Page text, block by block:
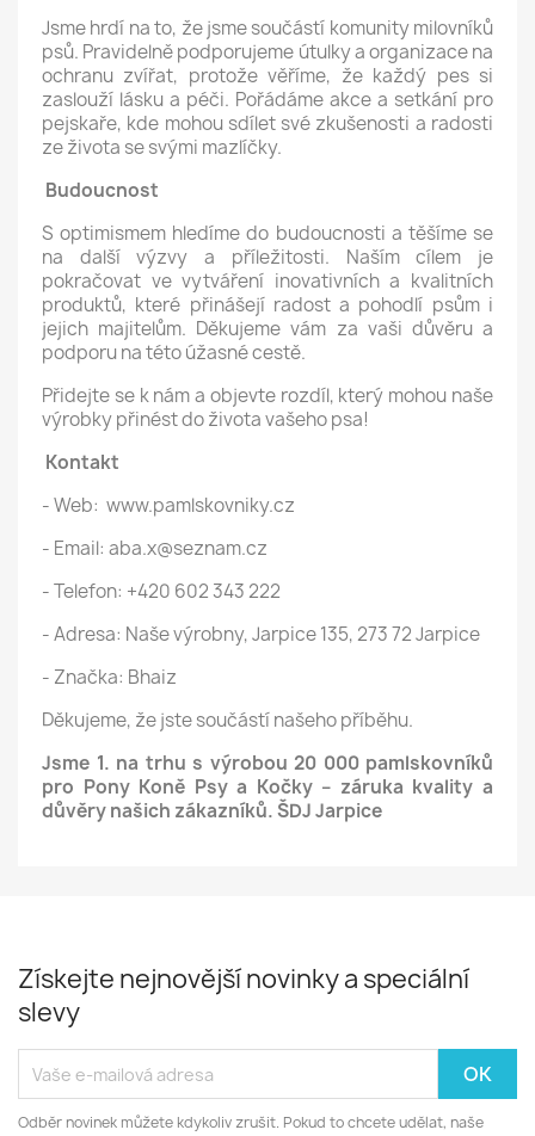
Jsme hrdí na to, že jsme součástí komunity milovníků
psů. Pravidelně podporujeme útulky a organizace na
ochranu zvířat, protože věříme, že každý pes si
zaslouží lásku a péči. Pořádáme akce a setkání pro
pejskaře, kde mohou sdílet své zkušenosti a radosti
ze života se svými mazlíčky.
Budoucnost
S optimismem hledíme do budoucnosti a těšíme se
na další výzvy a příležitosti. Naším cílem je
pokračovat ve vytváření inovativních a kvalitních
produktů, které přinášejí radost a pohodlí psům i
jejich majitelům. Děkujeme vám za vaši důvěru a
podporu na této úžasné cestě.
Přidejte se k nám a objevte rozdíl, který mohou naše
výrobky přinést do života vašeho psa!
Kontakt
- Web: www.pamlskovniky.cz
- Email: aba.x@seznam.cz
- Telefon: +420 602 343 222
- Adresa: Naše výrobny, Jarpice 135, 273 72 Jarpice
- Značka: Bhaiz
Děkujeme, že jste součástí našeho příběhu.
Jsme 1. na trhu s výrobou 20 000 pamlskovníků
pro Pony Koně Psy a Kočky – záruka kvality a
důvěry našich zákazníků. ŠDJ Jarpice
Získejte nejnovější novinky a speciální
slevy
Odběr novinek můžete kdykoliv zrušit. Pokud to chcete udělat, naše